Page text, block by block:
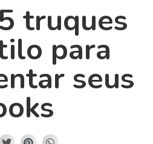
truques
para
seus